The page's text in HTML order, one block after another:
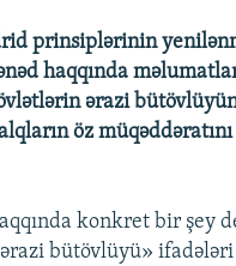
prinsiplərinin
haqqında
ərazi
öz
konkret bir şey
bütövlüyü» ifadələri